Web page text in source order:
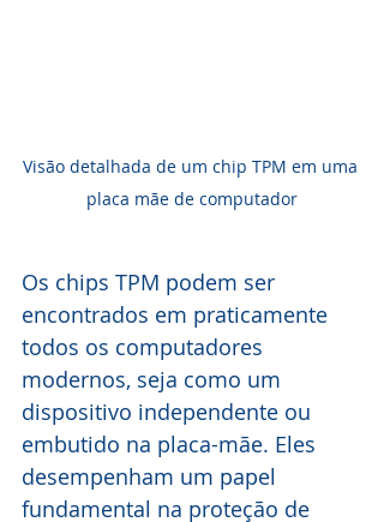
Visão detalhada de um chip TPM em uma
placa mãe de computador
Os chips TPM podem ser
encontrados em praticamente
todos os computadores
modernos, seja como um
dispositivo independente ou
embutido na placa-mãe. Eles
desempenham um papel
fundamental na proteção de